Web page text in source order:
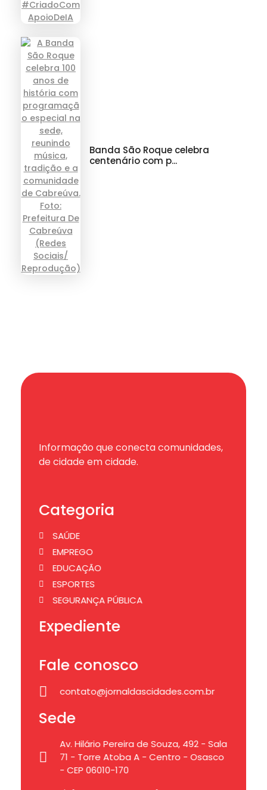
Banda São Roque celebra
centenário com p...
Informação que conecta comunidades,
de cidade em cidade.
Categoria
SAÚDE
EMPREGO
EDUCAÇÃO
ESPORTES
SEGURANÇA PÚBLICA
Expediente
Fale conosco
contato@jornaldascidades.com.br
Sede
Av. Hilário Pereira de Souza, 492 - Sala
71 - Torre Atoba A - Centro - Osasco
- CEP 06010-170